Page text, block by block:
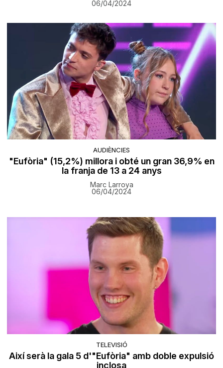
06/04/2024
AUDIÈNCIES
"Eufòria" (15,2%) millora i obté un gran 36,9% en
la franja de 13 a 24 anys
Marc Larroya
06/04/2024
TELEVISIÓ
Així serà la gala 5 d'"Eufòria" amb doble expulsió
inclosa